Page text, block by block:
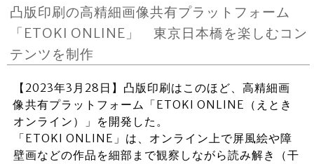
凸版印刷の高精細画像共有プラットフォーム
「ETOKI ONLINE」 東京日本橋を楽しむコン
テンツを制作
【2023年3月28日】凸版印刷はこのほど、高精細画
像共有プラットフォーム「ETOKI ONLINE（えとき
オンライン）」を開発した。
「ETOKI ONLINE」は、オンライン上で屏風絵や障
壁画などの作品を細部まで観察しながら読み解き（干